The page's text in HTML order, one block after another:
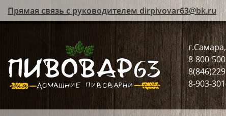
Прямая связь с руководителем dirpivovar63@bk.ru
8-800-
8-903-